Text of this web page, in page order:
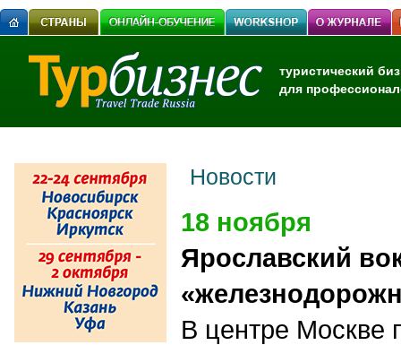
туристический
для
Новости
18 ноября
Ярославский
В центре Москве